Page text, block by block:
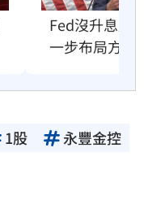
Fed沒升息股
一步布局方向
1股
永豐金控